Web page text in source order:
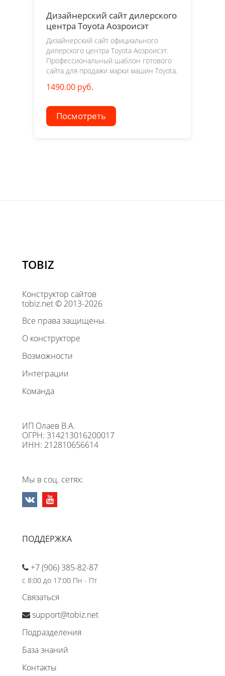
Дизайнерский сайт дилерского
центра Toyota Аозроисэт
Дизайнерский сайт официального
дилерского центра Toyota Аозроисэт.
Профессиональный шаблон готового
сайта для продажи марки машин Toyota.
1490.00 руб.
Посмотреть
TOBIZ
Конструктор сайтов
tobiz.net © 2013-2026
Все права защищены.
О конструкторе
Возможности
Интеграции
Команда
ИП Олаев В.А.
ОГРН: 314213016200017
ИНН: 212810656614
Мы в соц. сетях:
ПОДДЕРЖКА
+7 (906) 385-82-87
с 8:00 до 17:00 Пн - Пт
Связаться
support@tobiz.net
Подразделения
База знаний
Контакты